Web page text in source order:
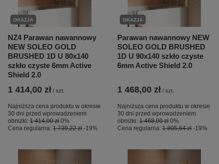
OKAZJA
NZ4 Parawan nawannowy
NEW SOLEO GOLD
BRUSHED 1D U 80x140
szkło czyste 6mm Active
Shield 2.0
1 414,00 zł / szt.
Najniższa cena produktu w okresie
30 dni przed wprowadzeniem
obniżki: 1 414,00 zł 0%
Cena regularna: 1 739,22 zł -19%
OKAZJA
Parawan nawannowy NEW
SOLEO GOLD BRUSHED
1D U 90x140 szkło czyste
6mm Active Shield 2.0
1 468,00 zł / szt.
Najniższa cena produktu w okresie
30 dni przed wprowadzeniem
obniżki: 1 468,00 zł 0%
Cena regularna: 1 805,64 zł -19%